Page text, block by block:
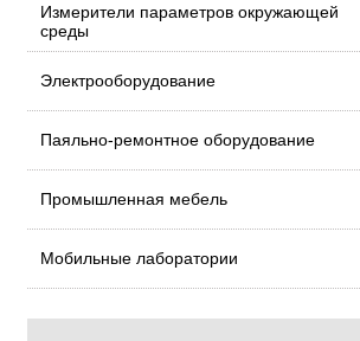
Измерители параметров окружающей
среды
Электрооборудование
Паяльно-ремонтное оборудование
Промышленная мебель
Мобильные лаборатории